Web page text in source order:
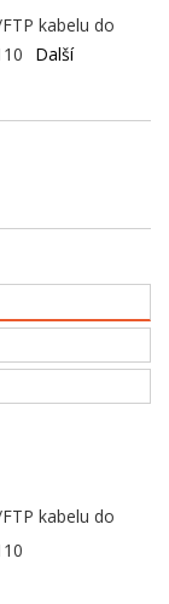
kabelu do
Další
kabelu do